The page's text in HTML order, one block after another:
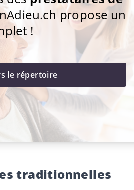
propose un
!
le répertoire
traditionnelles